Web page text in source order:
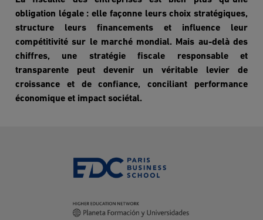
obligation légale : elle façonne leurs choix stratégiques,
structure leurs financements et influence leur
compétitivité sur le marché mondial. Mais au-delà des
chiffres, une stratégie fiscale responsable et
transparente peut devenir un véritable levier de
croissance et de confiance, conciliant performance
économique et impact sociétal.